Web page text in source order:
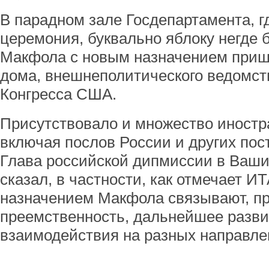
В парадном зале Госдепартамента,
церемония, буквально яблоку негде
Макфола с новым назначением
дома, внешнеполитического
Конгресса США.
Присутствовало и множество
включая послов России и других
Глава российской дипмиссии в
сказал, в частности, как отмечает
назначением Макфола связывают,
преемственность, дальнейшее
взаимодействия на разных